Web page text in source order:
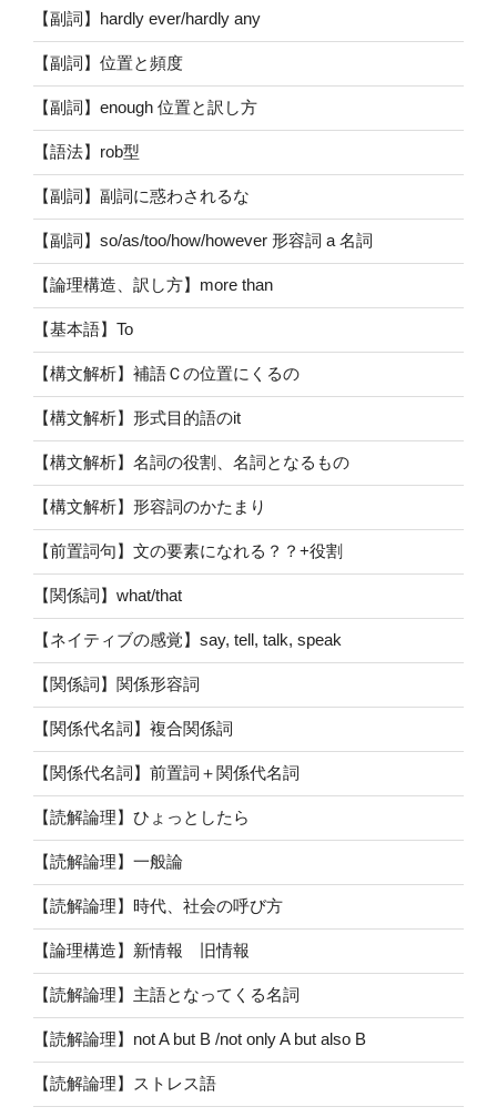
【副詞】hardly ever/hardly any
【副詞】位置と頻度
【副詞】enough 位置と訳し方
【語法】rob型
【副詞】副詞に惑わされるな
【副詞】so/as/too/how/however 形容詞 a 名詞
【論理構造、訳し方】more than
【基本語】To
【構文解析】補語Ｃの位置にくるの
【構文解析】形式目的語のit
【構文解析】名詞の役割、名詞となるもの
【構文解析】形容詞のかたまり
【前置詞句】文の要素になれる？？+役割
【関係詞】what/that
【ネイティブの感覚】say, tell, talk, speak
【関係詞】関係形容詞
【関係代名詞】複合関係詞
【関係代名詞】前置詞＋関係代名詞
【読解論理】ひょっとしたら
【読解論理】一般論
【読解論理】時代、社会の呼び方
【論理構造】新情報 旧情報
【読解論理】主語となってくる名詞
【読解論理】not A but B /not only A but also B
【読解論理】ストレス語